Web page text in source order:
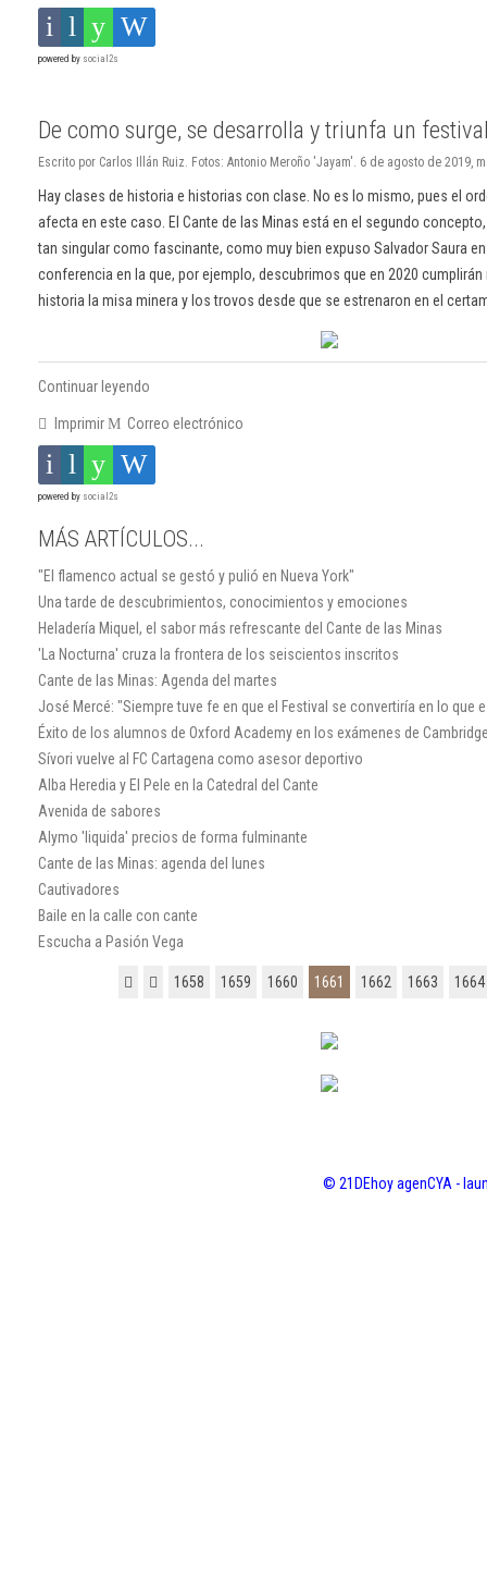
powered by social2s
De como surge, se desarrolla y triunfa un
Escrito por Carlos Illán Ruiz. Fotos: Antonio Meroño 'Jayam'. 6 de agosto de 2019,
Hay clases de historia e historias con clase. No es lo mismo, pues el
afecta en este caso. El Cante de las Minas está en el segundo
tan singular como fascinante, como muy bien expuso Salvador Saura
conferencia en la que, por ejemplo, descubrimos que en 2020
historia la misa minera y los trovos desde que se estrenaron en el
Continuar leyendo
Imprimir Correo electrónico
powered by social2s
MÁS ARTÍCULOS...
"El flamenco actual se gestó y pulió en Nueva York"
Una tarde de descubrimientos, conocimientos y emociones
Heladería Miquel, el sabor más refrescante del Cante de las Minas
'La Nocturna' cruza la frontera de los seiscientos inscritos
Cante de las Minas: Agenda del martes
José Mercé: "Siempre tuve fe en que el Festival se convertiría en lo que
Éxito de los alumnos de Oxford Academy en los exámenes de
Sívori vuelve al FC Cartagena como asesor deportivo
Alba Heredia y El Pele en la Catedral del Cante
Avenida de sabores
Alymo 'liquida' precios de forma fulminante
Cante de las Minas: agenda del lunes
Cautivadores
Baile en la calle con cante
Escucha a Pasión Vega
1658 1659 1660 1661 1662 1663 1664
© 21DEhoy agenCYA -